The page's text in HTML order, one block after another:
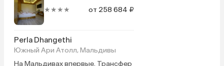
★★★★ от 258 684 ₽
Perla Dhangethi
Южный Ари Атолл, Мальдивы
На Мальдивах впервые. Трансфер